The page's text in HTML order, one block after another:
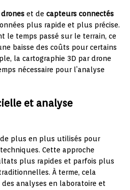
drones et de capteurs connectés
plus rapide et plus précise.
le temps passé sur le terrain, ce
baisse des coûts pour certains
la cartographie 3D par drone
nécessaire pour l’analyse
et analyse
plus en plus utilisés pour
Cette approche
plus rapides et parfois plus
À terme, cela
analyses en laboratoire et